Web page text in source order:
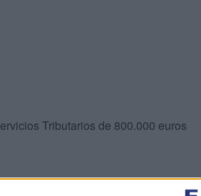
Tributarios de 800.000 euros